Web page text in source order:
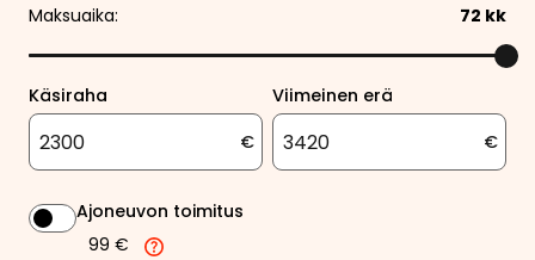
Maksuaika: 72 kk
Käsiraha
€
Viimeinen erä
€
Ajoneuvon toimitus
99 €